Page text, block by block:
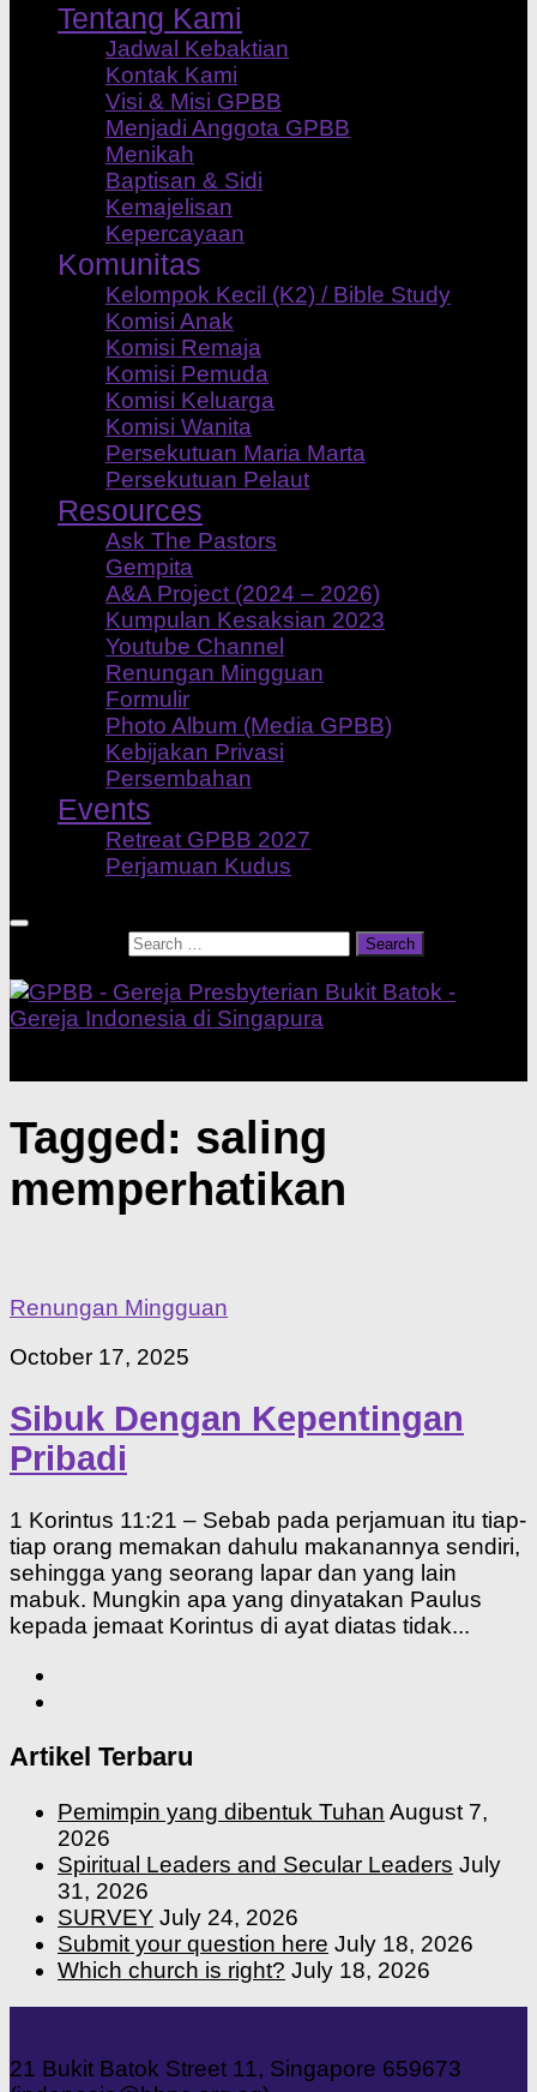
Tentang Kami
Jadwal Kebaktian
Kontak Kami
Visi & Misi GPBB
Menjadi Anggota GPBB
Menikah
Baptisan & Sidi
Kemajelisan
Kepercayaan
Komunitas
Kelompok Kecil (K2) / Bible Study
Komisi Anak
Komisi Remaja
Komisi Pemuda
Komisi Keluarga
Komisi Wanita
Persekutuan Maria Marta
Persekutuan Pelaut
Resources
Ask The Pastors
Gempita
A&A Project (2024 – 2026)
Kumpulan Kesaksian 2023
Youtube Channel
Renungan Mingguan
Formulir
Photo Album (Media GPBB)
Kebijakan Privasi
Persembahan
Events
Retreat GPBB 2027
Perjamuan Kudus
Tagged: saling
memperhatikan
Renungan Mingguan
October 17, 2025
Sibuk Dengan Kepentingan
Pribadi
1 Korintus 11:21 – Sebab pada perjamuan itu tiap-
tiap orang memakan dahulu makanannya sendiri,
sehingga yang seorang lapar dan yang lain
mabuk. Mungkin apa yang dinyatakan Paulus
kepada jemaat Korintus di ayat diatas tidak...
Artikel Terbaru
Pemimpin yang dibentuk Tuhan August 7,
2026
Spiritual Leaders and Secular Leaders July
31, 2026
SURVEY July 24, 2026
Submit your question here July 18, 2026
Which church is right? July 18, 2026
21 Bukit Batok Street 11, Singapore 659673